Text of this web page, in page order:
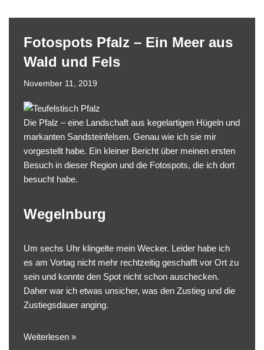
Fotospots Pfalz – Ein Meer aus
Wald und Fels
November 11, 2019
Die Pfalz – eine Landschaft aus kegelartigen Hügeln und
markanten Sandsteinfelsen. Genau wie ich sie mir
vorgestellt habe. Ein kleiner Bericht über meinen ersten
Besuch in dieser Region und die Fotospots, die ich dort
besucht habe.
Wegelnburg
Um sechs Uhr klingelte mein Wecker. Leider habe ich
es am Vortag nicht mehr rechtzeitig geschafft vor Ort zu
sein und konnte den Spot nicht schon auschecken.
Daher war ich etwas unsicher, was den Zustieg und die
Zustiegsdauer anging.
Weiterlesen »